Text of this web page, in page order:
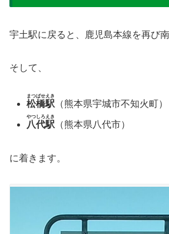
宇土駅に戻ると、鹿児島本線を再び
そして、
松橋駅
まつばせえき
（熊本県宇城市不知火町）
八代駅
やつしろえき
（熊本県八代市）
に着きます。